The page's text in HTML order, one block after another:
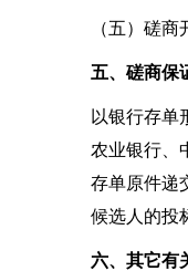
（五）磋
五、磋商保
以银行存单
农业银行、
存单原件递
候选人的投
六、其它有